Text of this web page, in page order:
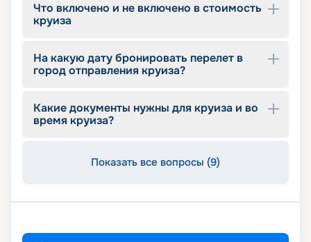
Что включено и не включено в стоимость
круиза
На какую дату бронировать перелет в
город отправления круиза?
Какие документы нужны для круиза и во
время круиза?
Показать все вопросы (9)